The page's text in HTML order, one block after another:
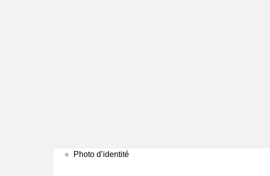
Photo d’identité